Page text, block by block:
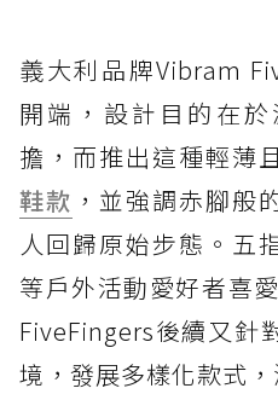
義大利品牌Vibram
開端，設計目的在
擔，而推出這種輕薄
鞋款 ，並強調赤腳般
人回歸原始步態。五
等戶外活動愛好者喜
FiveFingers後續又針
境，發展多樣化款式，